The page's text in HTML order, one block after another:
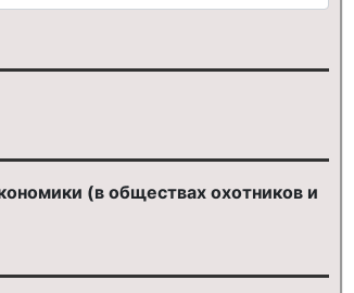
(в обществах охотников и